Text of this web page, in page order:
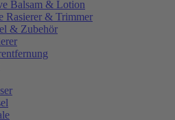
Balsam & Lotion
Rasierer & Trimmer
& Zubehör